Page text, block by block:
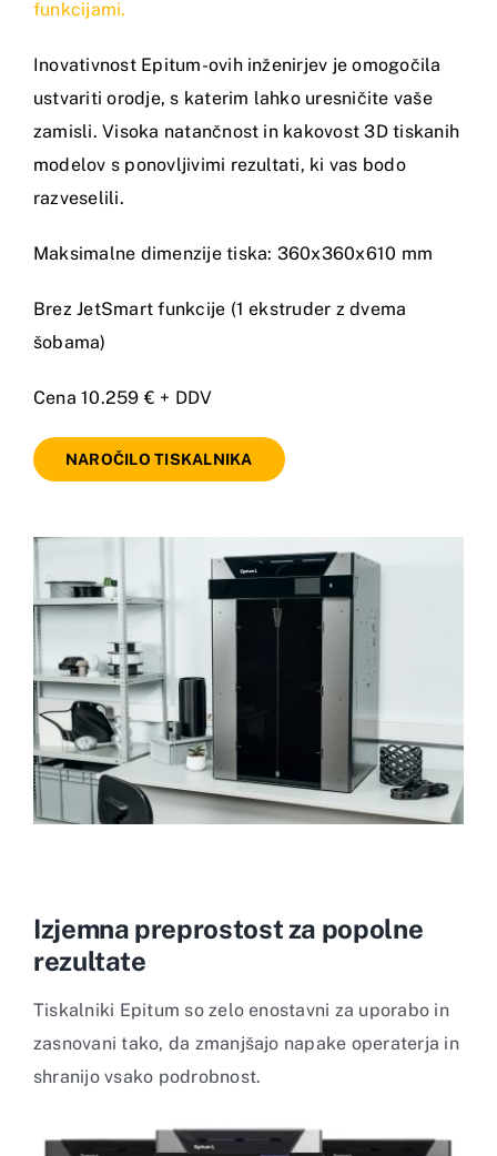
funkcijami.
Inovativnost Epitum-ovih inženirjev je omogočila
ustvariti orodje, s katerim lahko uresničite vaše
zamisli. Visoka natančnost in kakovost 3D tiskanih
modelov s ponovljivimi rezultati, ki vas bodo
razveselili.
Maksimalne dimenzije tiska: 360x360x610 mm
Brez JetSmart funkcije (1 ekstruder z dvema
šobama)
Cena 10.259 € + DDV
NAROČILO TISKALNIKA
Izjemna preprostost za popolne
rezultate
Tiskalniki Epitum so zelo enostavni za uporabo in
zasnovani tako, da zmanjšajo napake operaterja in
shranijo vsako podrobnost.